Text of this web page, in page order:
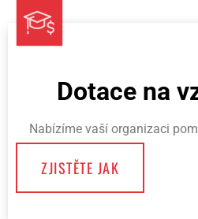
Dotace na
Nabízíme vaší organizaci
ZJISTĚTE JAK